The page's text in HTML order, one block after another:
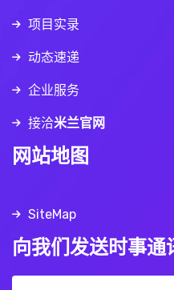
项目实录
动态速递
企业服务
接洽米兰官网
网站地图
SiteMap
向我们发送时事